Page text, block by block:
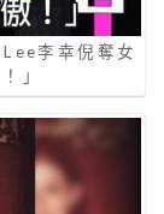
李幸倪奪女
」